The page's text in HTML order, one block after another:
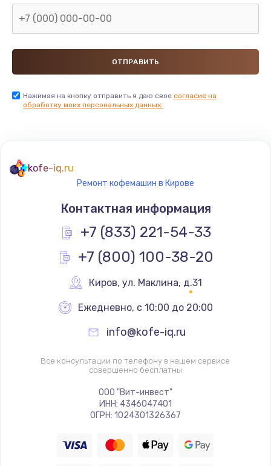
Нажимая на кнопку отправить я даю свое согласие на
обработку моих персональных данных.
kofe-iq.ru
Ремонт кофемашин в Кирове
Контактная информация
+7 (833) 221-54-33
+7 (800) 100-38-20
Киров, ул. Маклина, д.31
Ежедневно, с 10:00 до 20:00
info@kofe-iq.ru
Все консультации по телефону в нашем сервисе
совершенно бесплатны
ООО "Вит-инвест"
ИНН: 4346047401
ОГРН: 1024301326367